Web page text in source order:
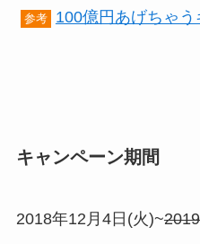
参考 100億円あげちゃ
キャンペーン期間
2018年12月4日(火)~